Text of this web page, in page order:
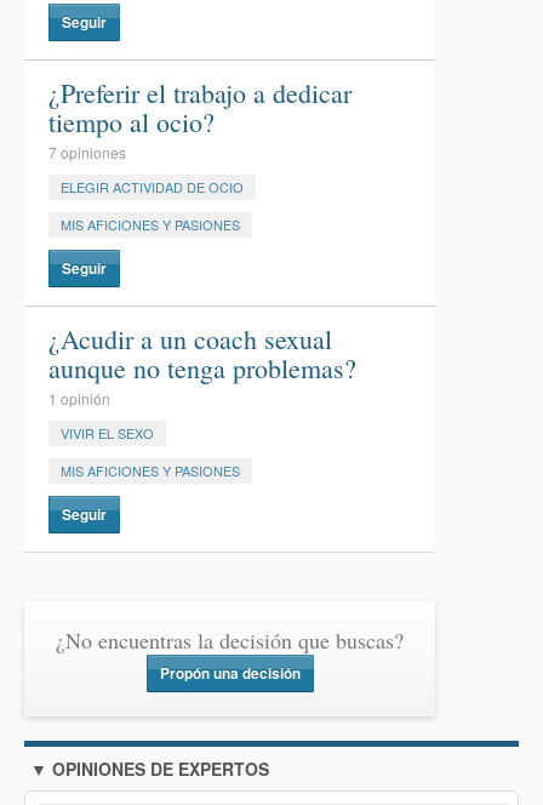
Seguir
¿Preferir el trabajo a dedicar
tiempo al ocio?
7 opiniones
ELEGIR ACTIVIDAD DE OCIO
MIS AFICIONES Y PASIONES
Seguir
¿Acudir a un coach sexual
aunque no tenga problemas?
1 opinión
VIVIR EL SEXO
MIS AFICIONES Y PASIONES
Seguir
¿No encuentras la decisión que buscas?
Propón una decisión
▼ OPINIONES DE EXPERTOS